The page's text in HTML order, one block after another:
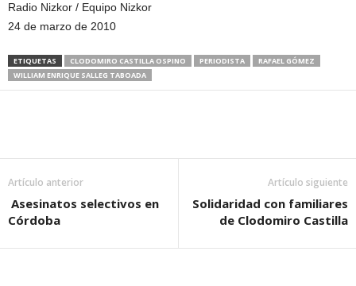
Radio Nizkor / Equipo Nizkor
24 de marzo de 2010
ETIQUETAS CLODOMIRO CASTILLA OSPINO PERIODISTA
RAFAEL GÓMEZ
WILLIAM ENRIQUE SALLEG TABOADA
Artículo anterior
Asesinatos selectivos en
Córdoba
Artículo siguiente
Solidaridad con familiares
de Clodomiro Castilla